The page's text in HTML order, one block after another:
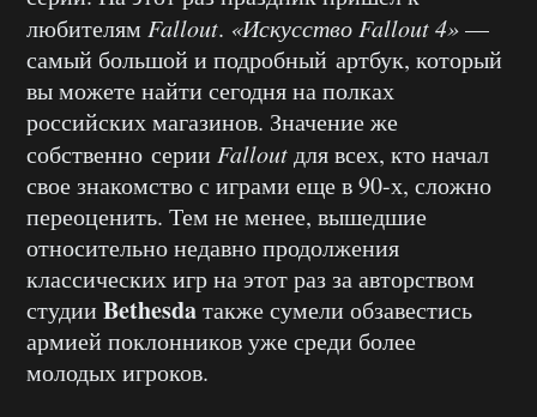
любителям Fallout. «Искусство Fallout 4»—
самый большой и подробный артбук, который
вы можете найти сегодня на полках
российских магазинов. Значение же
собственно серии Falloutдля всех, кто начал
свое знакомство с играми еще в 90-х, сложно
переоценить. Тем не менее, вышедшие
относительно недавно продолжения
классических игр на этот раз за авторством
студии Bethesdaтакже сумели обзавестись
армией поклонников уже среди более
молодых игроков.